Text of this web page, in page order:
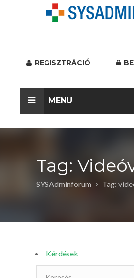
REGISZTRÁCIÓ
MENU
Tag:
SYSAdminforum Tag:
Kérdések